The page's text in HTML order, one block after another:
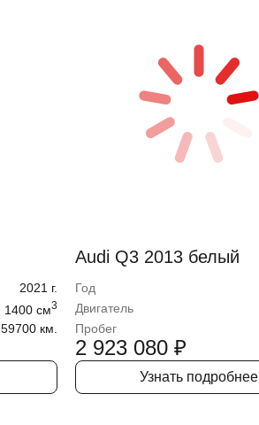
2021 г.
1400 cм3
59700 км.
Audi Q3 2013 белый
Год
Двигатель
Пробег
2 923 080 ₽
Узнать подробнее